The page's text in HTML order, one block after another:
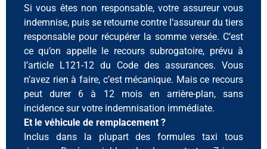
Si vous êtes non responsable, votre assureur vous
indemnise, puis se retourne contre l’assureur du tiers
responsable pour récupérer la somme versée. C’est
ce qu’on appelle le recours subrogatoire, prévu à
l’article L121-12 du Code des assurances. Vous
n’avez rien à faire, c’est mécanique. Mais ce recours
peut durer 6 à 12 mois en arrière-plan, sans
incidence sur votre indemnisation immédiate.
Et le véhicule de remplacement ?
Inclus dans la plupart des formules taxi tous